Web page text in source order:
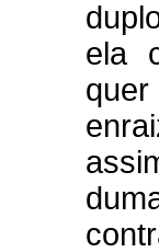
ela